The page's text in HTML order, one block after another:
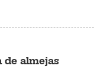
de almejas